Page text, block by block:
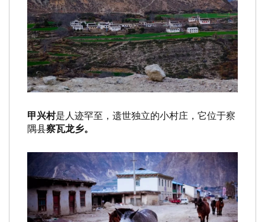
甲兴村是人迹罕至，遗世独立的小村庄，它位于察
隅县察瓦龙乡。